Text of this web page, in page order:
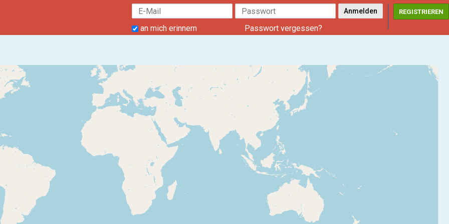
an mich erinnern Passwort vergessen?
REGISTRIEREN